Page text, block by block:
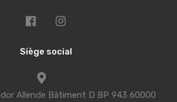
Siège social
Allende Bâtiment D BP 943 60000